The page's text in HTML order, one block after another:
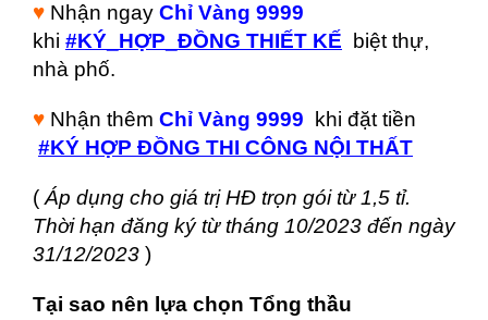
♥ Nhận ngay Chỉ Vàng 9999
khi #KÝ_HỢP_ĐỒNG THIẾT KẾ biệt thự,
nhà phố.
♥ Nhận thêm Chỉ Vàng 9999
khi đặt tiền
#KÝ HỢP ĐỒNG THI CÔNG NỘI THẤT
( Áp dụng cho giá trị HĐ trọn gói từ 1,5 tỉ.
Thời hạn đăng ký từ tháng 10/2023 đến ngày
31/12/2023 )
Tại sao nên lựa chọn Tổng thầu